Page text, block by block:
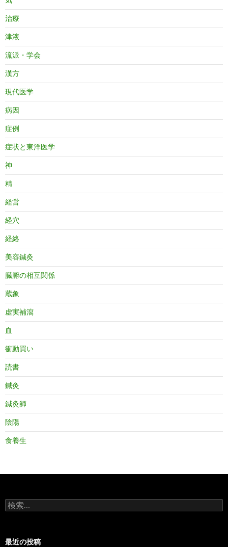
治療
津液
流派・学会
漢方
現代医学
病因
症例
症状と東洋医学
神
精
経営
経穴
経絡
美容鍼灸
臓腑の相互関係
蔵象
虚実補瀉
血
衝動買い
読書
鍼灸
鍼灸師
陰陽
食養生
検
索:
最近の投稿